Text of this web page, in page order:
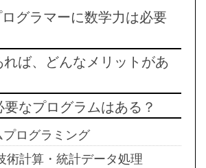
グラマーに数学力は必要
ば、どんなメリットがあ
なプログラムはある？
プログラミング
術計算・統計データ処理